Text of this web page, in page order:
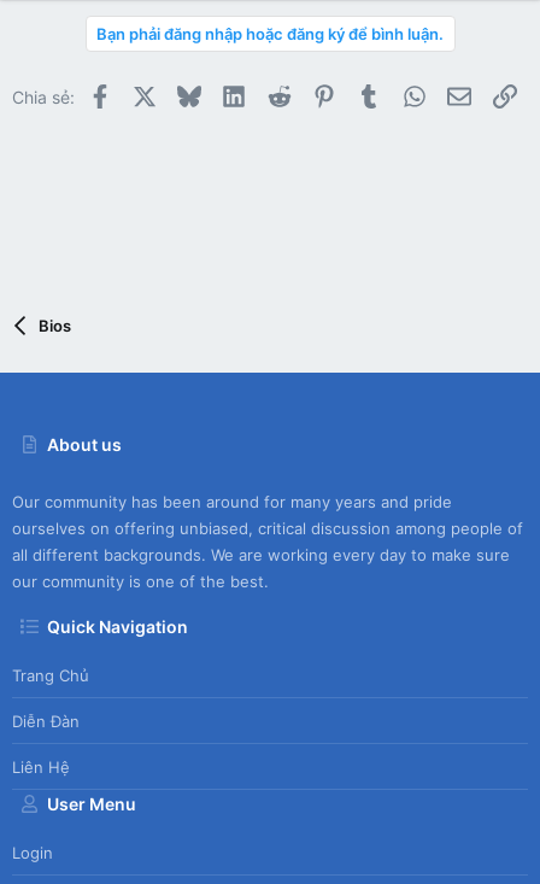
Bạn phải đăng nhập hoặc đăng ký để bình luận.
Chia sẻ: Facebook BlueskyLinkedInReddit PinterestTumblrWhatsApp
Email
Bios
About us
Our community has been around for many years and pride
ourselves on offering unbiased, critical discussion among people of
all different backgrounds. We are working every day to make sure
our community is one of the best.
Quick Navigation
Trang Chủ
Diễn Đàn
Liên Hệ
User Menu
Login